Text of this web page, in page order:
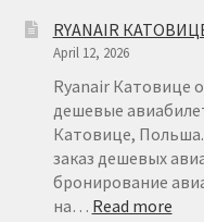
RYANAIR
–
FAQ
RYANAIR
April 12, 2026
Ryanair Катовице
дешевые
Катовице,
заказ дешевых
бронирование
на… Read more: